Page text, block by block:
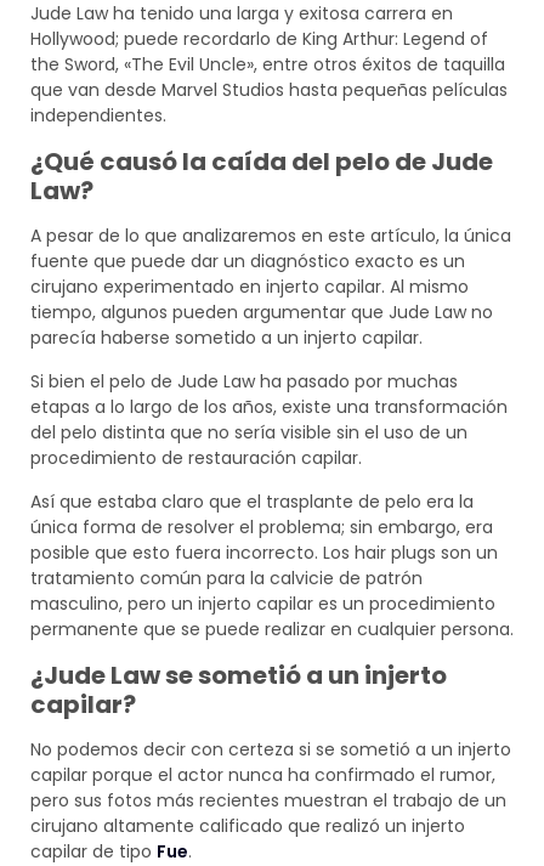
Jude Law ha tenido una larga y exitosa carrera en
Hollywood; puede recordarlo de King Arthur: Legend of
the Sword, «The Evil Uncle», entre otros éxitos de taquilla
que van desde Marvel Studios hasta pequeñas películas
independientes.
¿Qué causó la caída del pelo de Jude
Law?
A pesar de lo que analizaremos en este artículo, la única
fuente que puede dar un diagnóstico exacto es un
cirujano experimentado en injerto capilar. Al mismo
tiempo, algunos pueden argumentar que Jude Law no
parecía haberse sometido a un injerto capilar.
Si bien el pelo de Jude Law ha pasado por muchas
etapas a lo largo de los años, existe una transformación
del pelo distinta que no sería visible sin el uso de un
procedimiento de restauración capilar.
Así que estaba claro que el trasplante de pelo era la
única forma de resolver el problema; sin embargo, era
posible que esto fuera incorrecto. Los hair plugs son un
tratamiento común para la calvicie de patrón
masculino, pero un injerto capilar es un procedimiento
permanente que se puede realizar en cualquier persona.
¿Jude Law se sometió a un injerto
capilar?
No podemos decir con certeza si se sometió a un injerto
capilar porque el actor nunca ha confirmado el rumor,
pero sus fotos más recientes muestran el trabajo de un
cirujano altamente calificado que realizó un injerto
capilar de tipo Fue.